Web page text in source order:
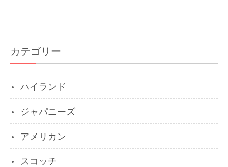
カテゴリー
ハイランド
ジャパニーズ
アメリカン
スコッチ